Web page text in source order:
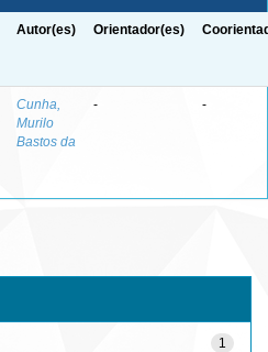
Autor(es) Orientador(es)
Cunha,
Murilo
Bastos da
- -
1